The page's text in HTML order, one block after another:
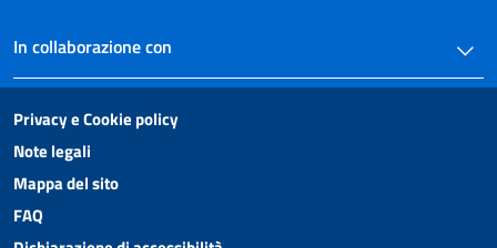
Altri obblighi dei concessionari
38
40
In collaborazione con
Privacy e Cookie policy
Note legali
Mappa del sito
FAQ